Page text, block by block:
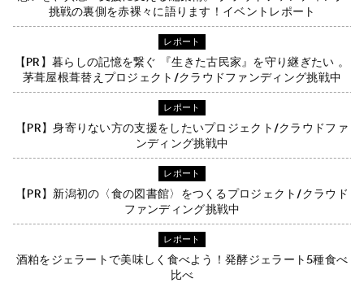
挑戦の裏側を赤裸々に語ります！イベントレポート
レポート
【PR】暮らしの記憶を繋ぐ 『生きた古民家』を守り継ぎたい 。
茅葺屋根葺替えプロジェクト/クラウドファンディング挑戦中
レポート
【PR】身寄りない方の支援をしたいプロジェクト/クラウドファ
ンディング挑戦中
レポート
【PR】新潟初の〈食の図書館〉をつくるプロジェクト/クラウド
ファンディング挑戦中
レポート
酒粕をジェラートで美味しく食べよう！発酵ジェラート5種食べ
比べ